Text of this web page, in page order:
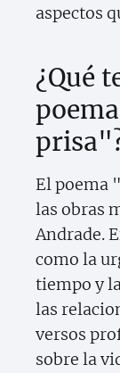
aspectos
¿Qué
El poema
las obras
Andrade.
como la
tiempo y
las
versos
sobre la